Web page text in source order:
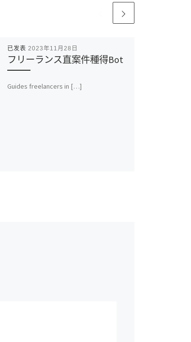
已发表 2023年11月28日
フリーランス直案件種得Bot
Guides freelancers in […]